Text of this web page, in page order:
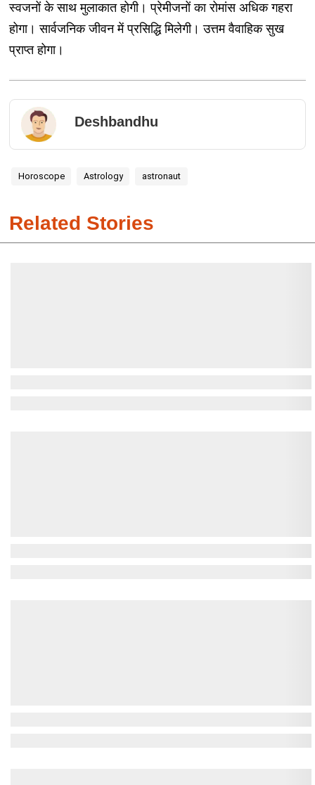
स्वजनों के साथ मुलाकात होगी। प्रेमीजनों का रोमांस अधिक गहरा
होगा। सार्वजनिक जीवन में प्रसिद्धि मिलेगी। उत्तम वैवाहिक सुख
प्राप्त होगा।
Deshbandhu
Horoscope Astrology astronaut
Related Stories